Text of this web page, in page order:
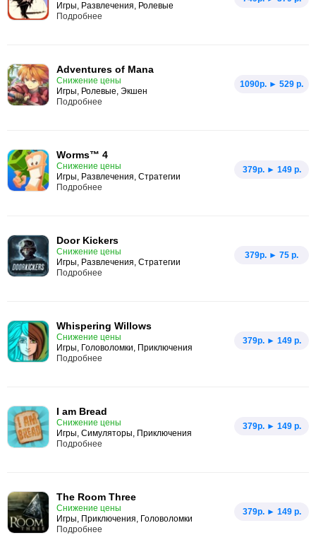
Игры, Развлечения, Ролевые
Подробнее
Adventures of Mana
Снижение цены
Игры, Ролевые, Экшен
1090p. ► 529 р.
Подробнее
Worms™ 4
Снижение цены
Игры, Развлечения, Стратегии
379p. ► 149 р.
Подробнее
Door Kickers
Снижение цены
Игры, Развлечения, Стратегии
379p. ► 75 р.
Подробнее
Whispering Willows
Снижение цены
Игры, Головоломки, Приключения
379p. ► 149 р.
Подробнее
I am Bread
Снижение цены
Игры, Симуляторы, Приключения
379p. ► 149 р.
Подробнее
The Room Three
Снижение цены
Игры, Приключения, Головоломки
379p. ► 149 р.
Подробнее